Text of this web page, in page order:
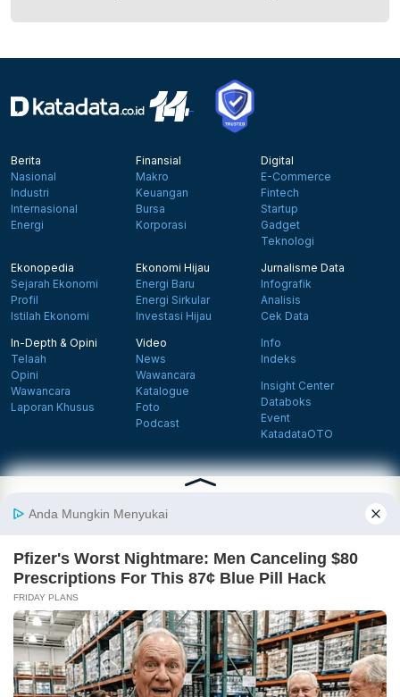
Berita
Nasional
Industri
Internasional
Energi
Finansial
Makro
Keuangan
Bursa
Korporasi
Digital
E-Commerce
Fintech
Startup
Gadget
Teknologi
Ekonopedia
Sejarah Ekonomi
Profil
Istilah Ekonomi
Ekonomi Hijau
Energi Baru
Energi Sirkular
Investasi Hijau
Jurnalisme Data
Infografik
Analisis
Cek Data
In-Depth & Opini
Telaah
Opini
Wawancara
Laporan Khusus
Video
News
Wawancara
Katalogue
Foto
Podcast
Info
Indeks
Insight Center
Databoks
Event
KatadataOTO
Follow us on Facebook
Follow us on X
Follow us on Instagram
Follow us on
Tentang Katadata Advertising Karier Pedoman Media Siber
Kebijakan Privasi Disclaimer Hubungi Kami